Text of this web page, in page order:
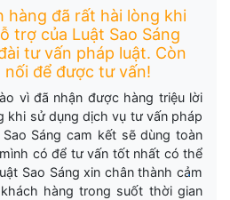
hàng đã rất hài lòng khi
trợ của Luật Sao Sáng
tư vấn pháp luật. Còn
nối để được tư vấn!
vì đã nhận được hàng triệu lời
khi sử dụng dịch vụ tư vấn pháp
Sáng cam kết sẽ dùng toàn
có để tư vấn tốt nhất có thể
Sao Sáng xin chân thành cảm
hàng trong suốt thời gian
.